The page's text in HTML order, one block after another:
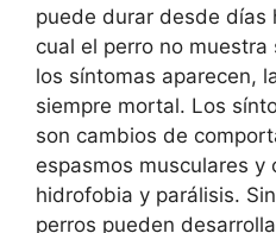
puede durar desde días
cual el perro no
los síntomas aparecen,
siempre mortal. Los
son cambios de
espasmos musculares y
hidrofobia y parálisis.
perros pueden